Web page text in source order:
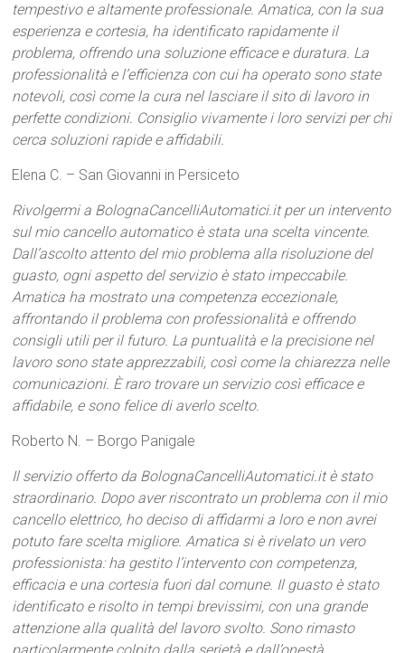
tempestivo e altamente professionale. Amatica, con la sua
esperienza e cortesia, ha identificato rapidamente il
problema, offrendo una soluzione efficace e duratura. La
professionalità e l’efficienza con cui ha operato sono state
notevoli, così come la cura nel lasciare il sito di lavoro in
perfette condizioni. Consiglio vivamente i loro servizi per chi
cerca soluzioni rapide e affidabili.
Elena C. – San Giovanni in Persiceto
Rivolgermi a BolognaCancelliAutomatici.it per un intervento
sul mio cancello automatico è stata una scelta vincente.
Dall’ascolto attento del mio problema alla risoluzione del
guasto, ogni aspetto del servizio è stato impeccabile.
Amatica ha mostrato una competenza eccezionale,
affrontando il problema con professionalità e offrendo
consigli utili per il futuro. La puntualità e la precisione nel
lavoro sono state apprezzabili, così come la chiarezza nelle
comunicazioni. È raro trovare un servizio così efficace e
affidabile, e sono felice di averlo scelto.
Roberto N. – Borgo Panigale
Il servizio offerto da BolognaCancelliAutomatici.it è stato
straordinario. Dopo aver riscontrato un problema con il mio
cancello elettrico, ho deciso di affidarmi a loro e non avrei
potuto fare scelta migliore. Amatica si è rivelato un vero
professionista: ha gestito l’intervento con competenza,
efficacia e una cortesia fuori dal comune. Il guasto è stato
identificato e risolto in tempi brevissimi, con una grande
attenzione alla qualità del lavoro svolto. Sono rimasto